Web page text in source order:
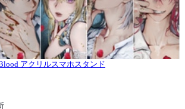
アクリルスマホスタンド